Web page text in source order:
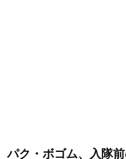
パク・ボゴム、入隊